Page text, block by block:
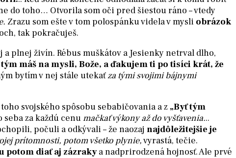
do toho… Otvorila som oči pred šiestou ráno – vtedy
Zrazu som ešte v tom polospánku videla v mysli obrázok
tak pokračuješ.
plnej živín. Rébus muškátov a Jesienky netrval dlho,
máš na mysli, Bože, a ďakujem ti po tisíci krát, že
bytím v nej stále utekaťza tými svojimi bájnymi
svojského spôsobu sebabičovania a z „Byť tým
za každú cenumačkať výkony až do vyšťavenia...
počuli a odkývali – že naozaj najdôležitejšie je
prítomnosti, potom všetko plynie,vyrastá, tečie.
potom diať aj zázrakya nadprirodzená hojnosť. Ale prvé